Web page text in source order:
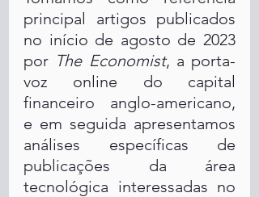
principal artigos publicados
no início de agosto de 2023
por The Economist, a porta-
voz online do capital
financeiro anglo-americano,
e em seguida apresentamos
análises específicas de
publicações da área
tecnológica interessadas no